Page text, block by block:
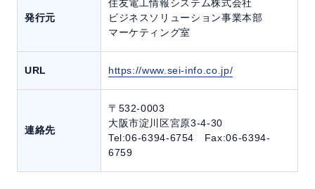
発行元
住友電工情報システム株式会社
ビジネスソリューション事業本部
マーケティング室
URL https://www.sei-info.co.jp/
連絡先
〒532-0003
大阪市淀川区宮原3-4-30
Tel:06-6394-6754 Fax:06-6394-
6759